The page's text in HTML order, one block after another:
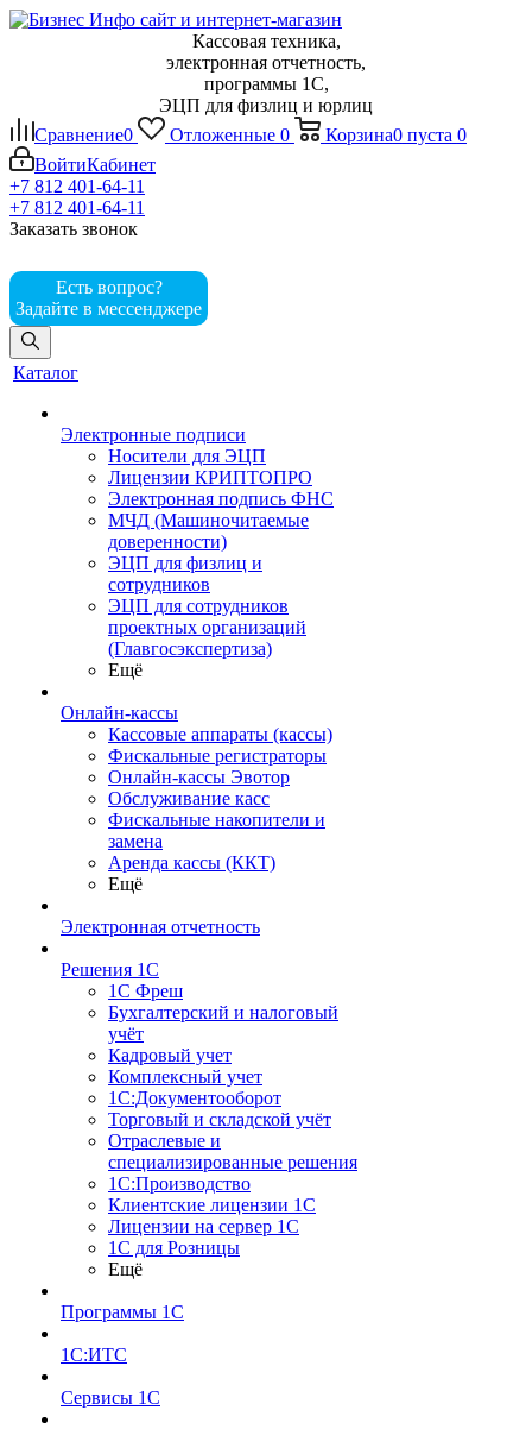
Кассовая техника,
электронная отчетность,
программы 1С,
ЭЦП для физлиц и юрлиц
Сравнение0 Отложенные 0 Корзина0 пуста 0
ВойтиКабинет
+7 812 401-64-11
+7 812 401-64-11
Заказать звонок
Есть вопрос?
Задайте в мессенджере
Каталог
Электронные подписи
Носители для ЭЦП
Лицензии КРИПТОПРО
Электронная подпись ФНС
МЧД (Машиночитаемые
доверенности)
ЭЦП для физлиц и
сотрудников
ЭЦП для сотрудников
проектных организаций
(Главгосэкспертиза)
Ещё
Онлайн-кассы
Кассовые аппараты (кассы)
Фискальные регистраторы
Онлайн-кассы Эвотор
Обслуживание касс
Фискальные накопители и
замена
Аренда кассы (ККТ)
Ещё
Электронная отчетность
Решения 1С
1С Фреш
Бухгалтерский и налоговый
учёт
Кадровый учет
Комплексный учет
1С:Документооборот
Торговый и складской учёт
Отраслевые и
специализированные решения
1С:Производство
Клиентские лицензии 1С
Лицензии на сервер 1С
1С для Розницы
Ещё
Программы 1С
1С:ИТС
Сервисы 1С